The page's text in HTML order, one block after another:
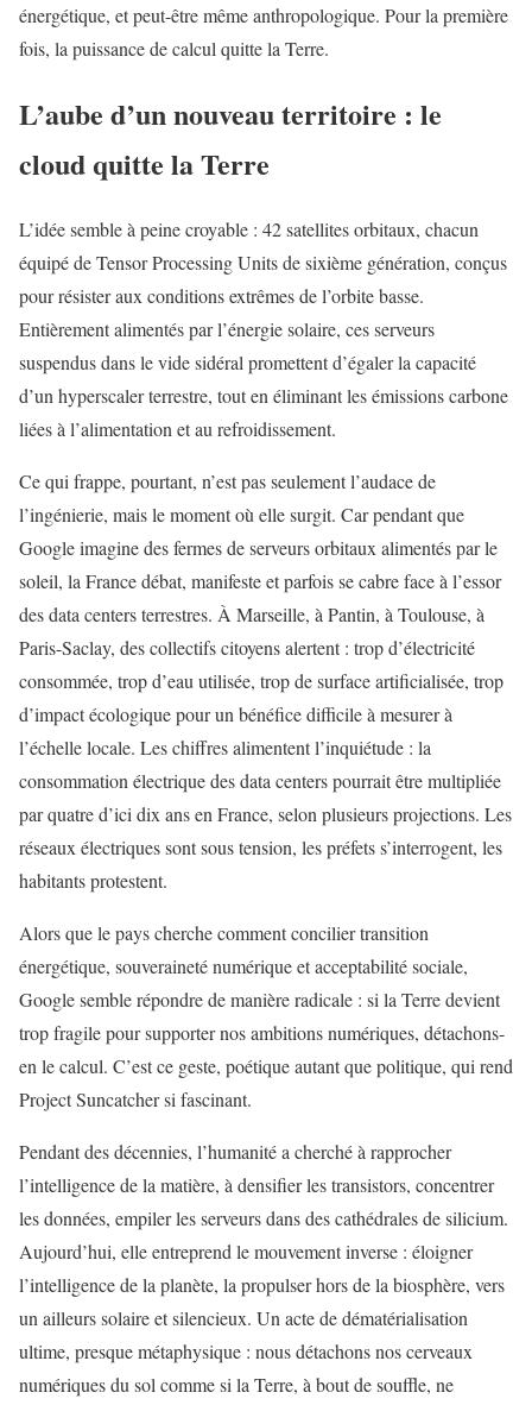
énergétique, et peut-être même anthropologique. Pour la première
fois, la puissance de calcul quitte la Terre.
L’aube d’un nouveau territoire : le
cloud quitte la Terre
L’idée semble à peine croyable : 42 satellites orbitaux, chacun
équipé de Tensor Processing Units de sixième génération, conçus
pour résister aux conditions extrêmes de l’orbite basse.
Entièrement alimentés par l’énergie solaire, ces serveurs
suspendus dans le vide sidéral promettent d’égaler la capacité
d’un hyperscaler terrestre, tout en éliminant les émissions carbone
liées à l’alimentation et au refroidissement.
Ce qui frappe, pourtant, n’est pas seulement l’audace de
l’ingénierie, mais le moment où elle surgit. Car pendant que
Google imagine des fermes de serveurs orbitaux alimentés par le
soleil, la France débat, manifeste et parfois se cabre face à l’essor
des data centers terrestres. À Marseille, à Pantin, à Toulouse, à
Paris-Saclay, des collectifs citoyens alertent : trop d’électricité
consommée, trop d’eau utilisée, trop de surface artificialisée, trop
d’impact écologique pour un bénéfice difficile à mesurer à
l’échelle locale. Les chiffres alimentent l’inquiétude : la
consommation électrique des data centers pourrait être multipliée
par quatre d’ici dix ans en France, selon plusieurs projections. Les
réseaux électriques sont sous tension, les préfets s’interrogent, les
habitants protestent.
Alors que le pays cherche comment concilier transition
énergétique, souveraineté numérique et acceptabilité sociale,
Google semble répondre de manière radicale : si la Terre devient
trop fragile pour supporter nos ambitions numériques, détachons-
en le calcul. C’est ce geste, poétique autant que politique, qui rend
Project Suncatcher si fascinant.
Pendant des décennies, l’humanité a cherché à rapprocher
l’intelligence de la matière, à densifier les transistors, concentrer
les données, empiler les serveurs dans des cathédrales de silicium.
Aujourd’hui, elle entreprend le mouvement inverse : éloigner
l’intelligence de la planète, la propulser hors de la biosphère, vers
un ailleurs solaire et silencieux. Un acte de dématérialisation
ultime, presque métaphysique : nous détachons nos cerveaux
numériques du sol comme si la Terre, à bout de souffle, ne